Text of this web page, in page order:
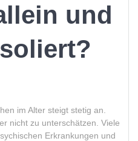
und
im Alter steigt stetig an.
nicht zu unterschätzen. Viele
Erkrankungen und